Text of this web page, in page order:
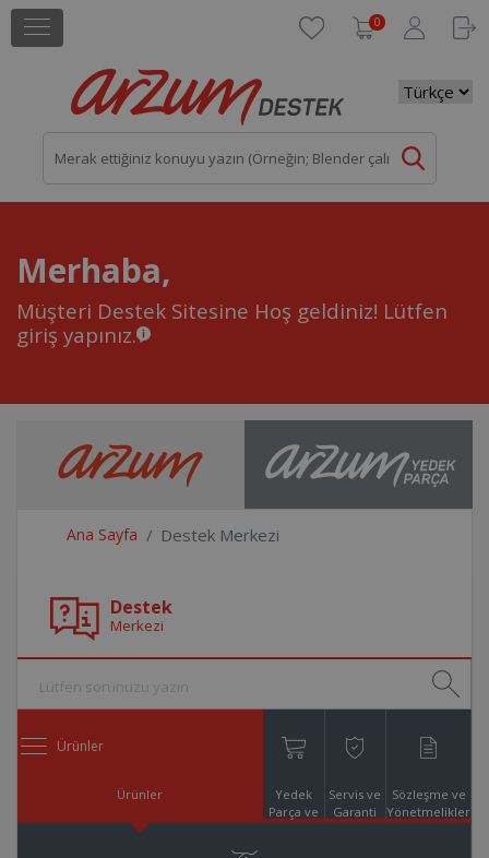
0
Merhaba,
Müşteri Destek Sitesine Hoş geldiniz! Lütfen
giriş yapınız.
Ana Sayfa Destek Merkezi
Destek
Merkezi
Ürünler
Ürünler
Yedek
Parça ve
Servis ve
Garanti
Sözleşme ve
Yönetmelikler